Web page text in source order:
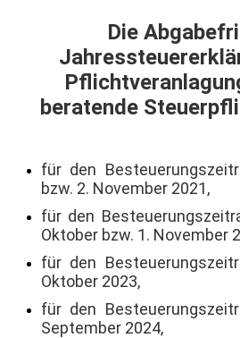
Die
beratende
für den
bzw. 2. November 2021,
für den
Oktober bzw. 1. November
für den
Oktober 2023,
für den
September 2024,